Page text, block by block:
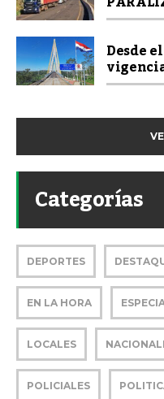
Desde
Categorías
DEPORTES
EN LA HORA
LOCALES
POLICIALES